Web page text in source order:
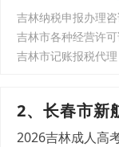
吉林纳税申报办理
吉林市各种经营许
吉林市记账报税代
2、长春市新
2026吉林成人高